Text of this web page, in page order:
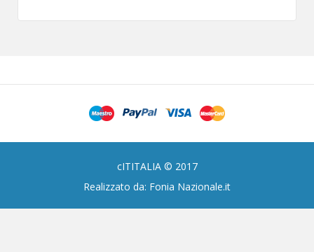
cITITALIA © 2017
Realizzato da: Fonia Nazionale.it